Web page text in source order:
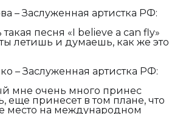
– Заслуженная артистка РФ:
такая песня «I believe a can fly»
летишь и думаешь, как же это
– Заслуженная артистка РФ:
мне очень много принес
еще принесет в том плане, что
место на международном